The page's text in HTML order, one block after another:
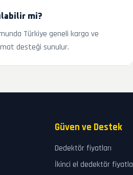
mi?
Türkiye geneli kargo ve
desteği sunulur.
Güven ve Destek
Dedektör fiyatları
İkinci el dedektör